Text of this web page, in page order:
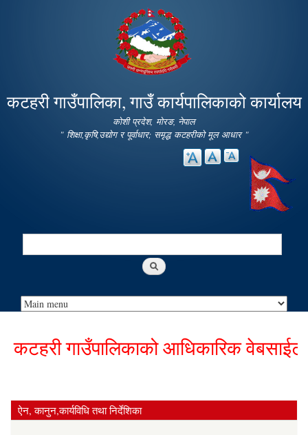
main
content
कटहरी गाउँपालिका, गाउँ कार्यपालिकाको कार्यालय
कोशी प्रदेश, मोरङ, नेपाल
" शिक्षा,कृषि,उद्योग र पूर्वाधार; समृद्ध कटहरीको मूल आधार "
Search
गाउँपालिकाको आधिकारिक वेबसाईटमा
ऐन, कानुन,कार्यविधि तथा निर्देशिका